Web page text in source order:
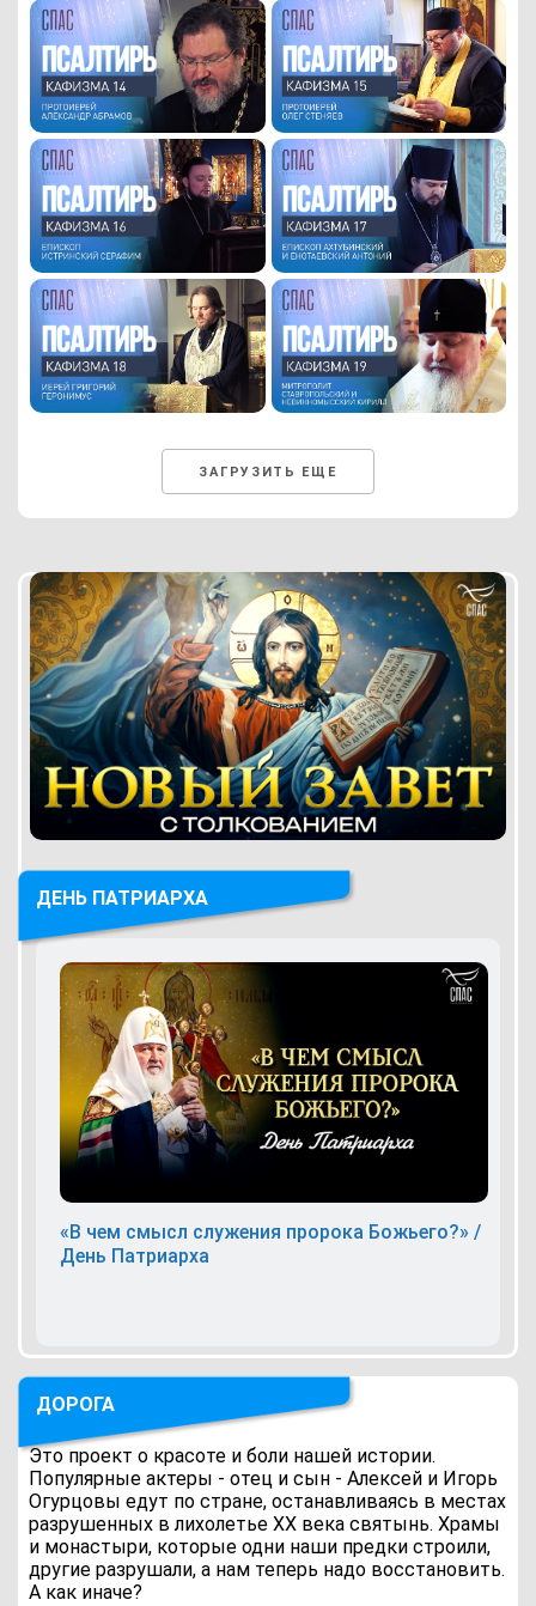
ЗАГРУЗИТЬ ЕЩЕ
ДЕНЬ ПАТРИАРХА
«В чем смысл служения пророка Божьего?» /
День Патриарха
ДОРОГА
Это проект о красоте и боли нашей истории.
Популярные актеры - отец и сын - Алексей и Игорь
Огурцовы едут по стране, останавливаясь в местах
разрушенных в лихолетье ХХ века святынь. Храмы
и монастыри, которые одни наши предки строили,
другие разрушали, а нам теперь надо восстановить.
А как иначе?